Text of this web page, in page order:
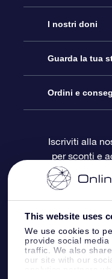
This website uses
We use cookies to
provide social
traffic. We also
our site with our
Assistenza
Contattaci
Blog
OSR Recensioni
I nostri doni
Online Star Gift
Pacchetto regalo
Gift Card OSR
Doni aziendali
Guarda la tua
Registro stellare
Star Page
One Million Stars
OSR Starsaver
App VR ‘Fly me
Ordini e
Informazioni di
Politica di reso
Costellazioni
Iscriviti alla
per sconti e